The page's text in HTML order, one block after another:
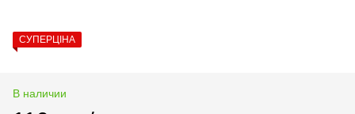
СУПЕРЦІНА
В наличии